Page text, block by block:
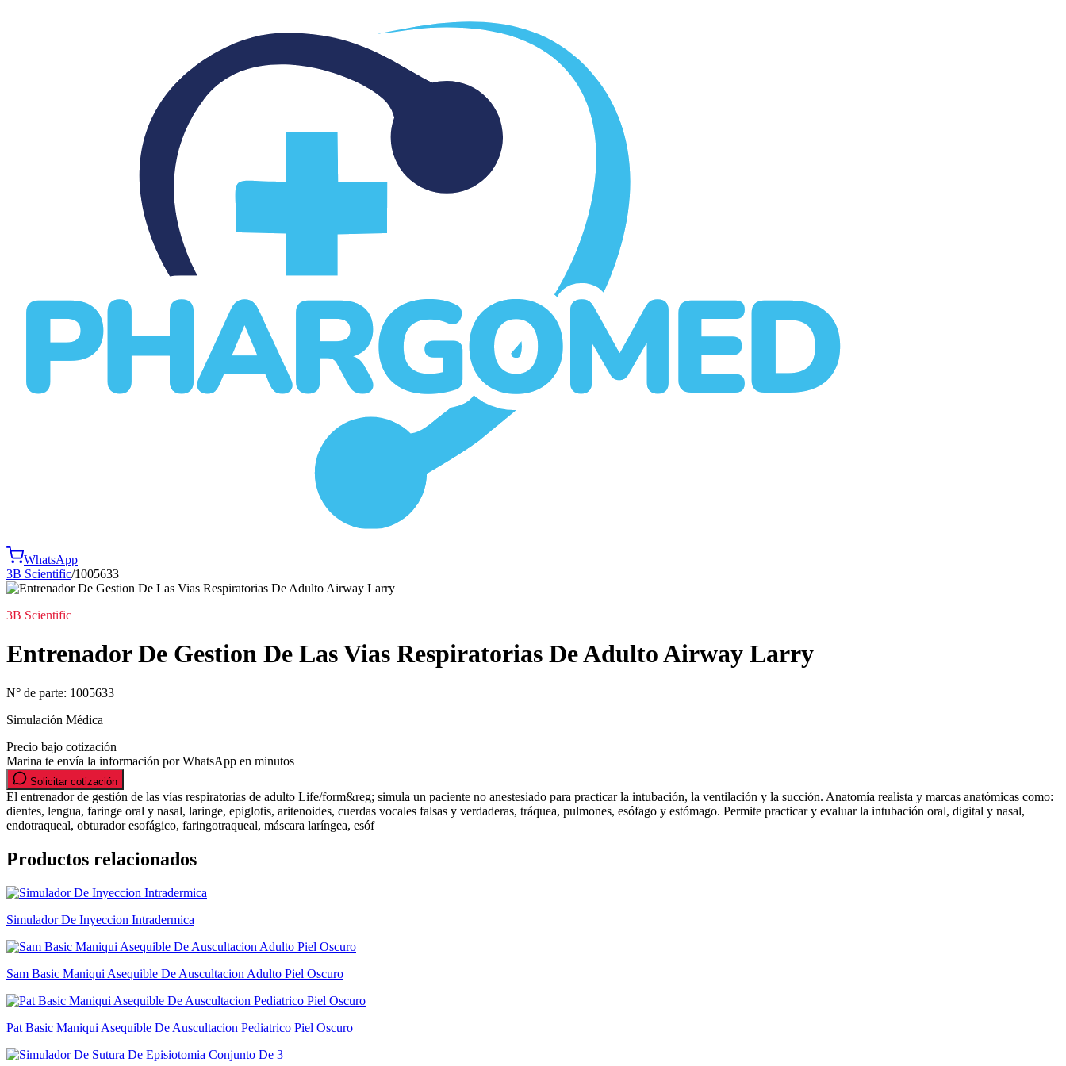
WhatsApp
3B Scientific/1005633
3B Scientific
Entrenador De Gestion De Las Vias Respiratorias De Adulto Airway Larry
N° de parte: 1005633
Simulación Médica
Precio bajo cotización
Marina te envía la información por WhatsApp en minutos
Solicitar cotización
El entrenador de gestión de las vías respiratorias de adulto Life/form&reg; simula un paciente no anestesiado para practicar la intubación, la ventilación y la succión. Anatomía realista y marcas anatómicas como:
dientes, lengua, faringe oral y nasal, laringe, epiglotis, aritenoides, cuerdas vocales falsas y verdaderas, tráquea, pulmones, esófago y estómago. Permite practicar y evaluar la intubación oral, digital y nasal,
endotraqueal, obturador esofágico, faringotraqueal, máscara laríngea, esóf
Productos relacionados
Simulador De Inyeccion Intradermica
Sam Basic Maniqui Asequible De Auscultacion Adulto Piel Oscuro
Pat Basic Maniqui Asequible De Auscultacion Pediatrico Piel Oscuro